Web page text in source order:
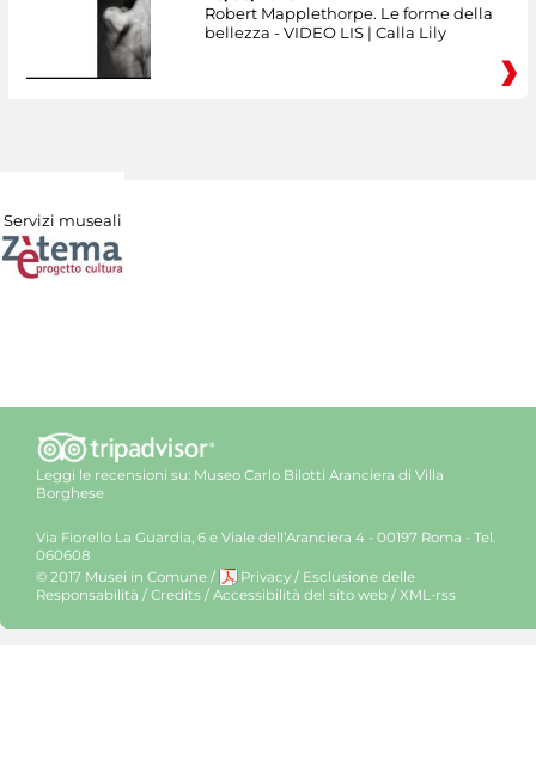
Robert Mapplethorpe. Le forme della
bellezza - VIDEO LIS | Calla Lily
Servizi museali
Leggi le recensioni su: Museo Carlo Bilotti Aranciera di Villa
Borghese
Via Fiorello La Guardia, 6 e Viale dell’Aranciera 4 - 00197 Roma - Tel.
060608
© 2017 Musei in Comune / Privacy / Esclusione delle
Responsabilità / Credits / Accessibilità del sito web / XML-rss